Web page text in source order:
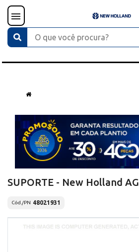
SUPORTE - New Holland AG
Cód./PN 48021931